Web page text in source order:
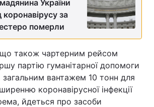
України
коронавірусу за
померли
що також чартерним рейсом
партію гуманітарної допомоги
загальним вантажем 10 тонн для
коронавірусної інфекції
йдеться про засоби